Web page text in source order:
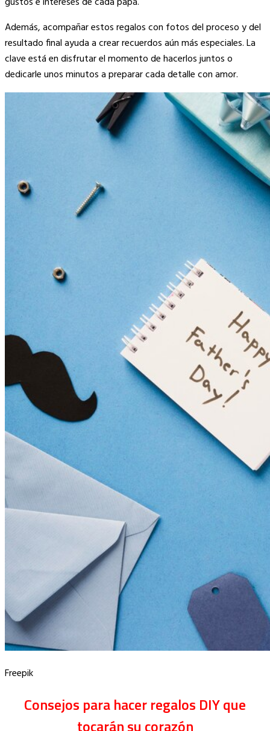
Además, acompañar estos regalos con fotos del proceso y del
resultado final ayuda a crear recuerdos aún más especiales. La
clave está en disfrutar el momento de hacerlos juntos o
dedicarle unos minutos a preparar cada detalle con amor.
Freepik
Consejos para hacer regalos DIY que
tocarán su corazón